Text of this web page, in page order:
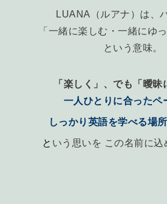
LUANA（ルアナ）は、
「一緒に楽しむ・一緒にゆ
という意味。
「楽しく」、でも「曖昧
一人ひとりに合ったペ
しっかり英語を学べる場
と いう思いを この名前に込